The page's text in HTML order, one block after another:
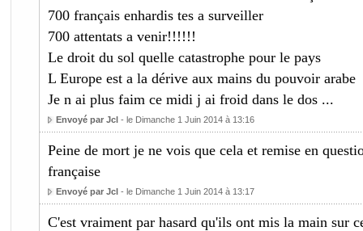
700 français enhardis tes a surveiller
700 attentats a venir!!!!!!
Le droit du sol quelle catastrophe pour le pays
L Europe est a la dérive aux mains du pouvoir arabe
Je n ai plus faim ce midi j ai froid dans le dos ...
Envoyé par Jcl- le Dimanche 1 Juin 2014 à 13:16
Peine de mort je ne vois que cela et remise en
française
Envoyé par Jcl- le Dimanche 1 Juin 2014 à 13:17
C'est vraiment par hasard qu'ils ont mis la main sur